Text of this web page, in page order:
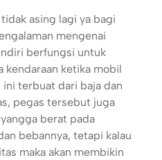
asing lagi ya bagi
mengenai
berfungsi untuk
kendaraan ketika mobil
terbuat dari baja dan
pegas tersebut juga
berat pada
bebannya, tetapi kalau
maka akan membikin